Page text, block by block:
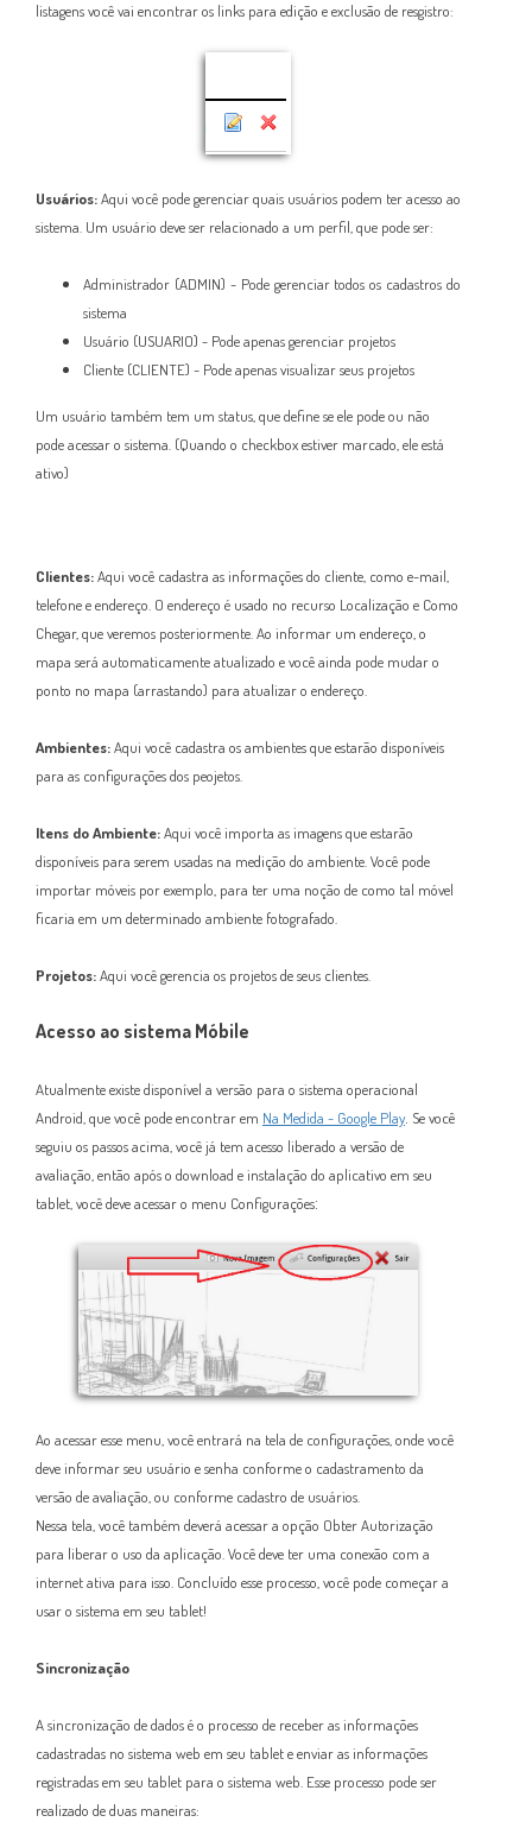
listagens você vai encontrar os links para edição e exclusão de resgistro:
Usuários:Aqui você pode gerenciar quais usuários podem ter acesso ao
sistema. Um usuário deve ser relacionado a um perfil, que pode ser:
Administrador (ADMIN) - Pode gerenciar todos os cadastros do
sistema
Usuário (USUARIO) - Pode apenas gerenciar projetos
Cliente (CLIENTE) - Pode apenas visualizar seus projetos
Um usuário também tem um status, que define se ele pode ou não
pode acessar o sistema. (Quando o checkbox estiver marcado, ele está
ativo)
Clientes:Aqui você cadastra as informações do cliente, como e-mail,
telefone e endereço. O endereço é usado no recurso Localização e Como
Chegar, que veremos posteriormente. Ao informar um endereço, o
mapa será automaticamente atualizado e você ainda pode mudar o
ponto no mapa (arrastando) para atualizar o endereço.
Ambientes:Aqui você cadastra os ambientes que estarão disponíveis
para as configurações dos peojetos.
Itens do Ambiente:Aqui você importa as imagens que estarão
disponíveis para serem usadas na medição do ambiente. Você pode
importar móveis por exemplo, para ter uma noção de como tal móvel
ficaria em um determinado ambiente fotografado.
Projetos:Aqui você gerencia os projetos de seus clientes.
Acesso ao sistema Móbile
Atualmente existe disponível a versão para o sistema operacional
Android, que você pode encontrar em Na Medida - Google Play. Se você
seguiu os passos acima, você já tem acesso liberado a versão de
avaliação, então após o download e instalação do aplicativo em seu
tablet, você deve acessar o menu Configurações:
Ao acessar esse menu, você entrará na tela de configurações, onde você
deve informar seu usuário e senha conforme o cadastramento da
versão de avaliação, ou conforme cadastro de usuários.
Nessa tela, você também deverá acessar a opção Obter Autorização
para liberar o uso da aplicação. Você deve ter uma conexão com a
internet ativa para isso. Concluído esse processo, você pode começar a
usar o sistema em seu tablet!
Sincronização
A sincronização de dados é o processo de receber as informações
cadastradas no sistema web em seu tablet e enviar as informações
registradas em seu tablet para o sistema web. Esse processo pode ser
realizado de duas maneiras: